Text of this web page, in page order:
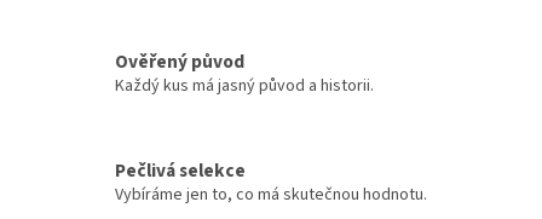
Ověřený původ
Každý kus má jasný původ a historii.
Pečlivá selekce
Vybíráme jen to, co má skutečnou hodnotu.